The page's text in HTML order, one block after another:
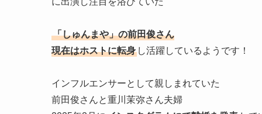
「しゅんまや」の前田俊さん
現在はホストに転身 し活躍しているようです！
インフルエンサーとして親しまれていた
前田俊さんと重川茉弥さん夫婦